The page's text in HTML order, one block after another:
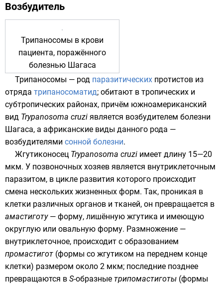
Возбудитель
Трипаносомы в крови
пациента, поражённого
болезнью Шагаса
Трипаносомы — род паразитических протистов из
отряда трипаносоматид; обитают в тропических и
субтропических районах, причём южноамериканский
вид Trypanosoma cruzi является возбудителем болезни
Шагаса, а африканские виды данного рода —
возбудителями сонной болезни.
Жгутиконосец Trypanosoma cruzi имеет длину 15—20
мкм. У позвоночных хозяев является внутриклеточным
паразитом, в цикле развития которого происходит
смена нескольких жизненных форм. Так, проникая в
клетки различных органов и тканей, он превращается в
амастиготу— форму, лишённую жгутика и имеющую
округлую или овальную форму. Размножение —
внутриклеточное, происходит с образованием
промастигот (формы со жгутиком на переднем конце
клетки) размером около 2 мкм; последние позднее
превращаются в S-образные трипомастиготы (формы